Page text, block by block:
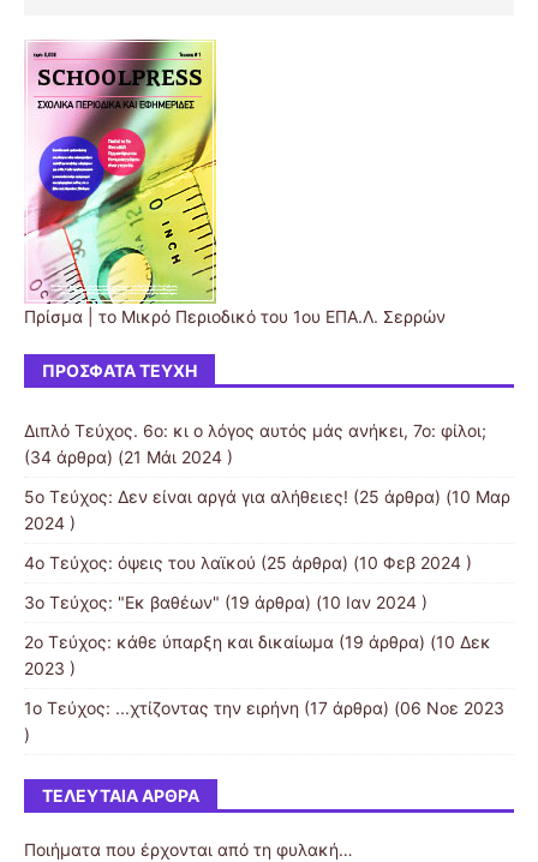
Πρίσμα | το Μικρό Περιοδικό του 1ου ΕΠΑ.Λ. Σερρών
ΠΡΌΣΦΑΤΑ ΤΕΎΧΗ
Διπλό Τεύχος. 6ο: κι ο λόγος αυτός μάς ανήκει, 7ο: φίλοι;
(34 άρθρα) (21 Μάι 2024 )
5o Τεύχος: Δεν είναι αργά για αλήθειες! (25 άρθρα) (10 Μαρ
2024 )
4ο Τεύχος: όψεις του λαϊκού (25 άρθρα) (10 Φεβ 2024 )
3o Τεύχος: "Εκ βαθέων" (19 άρθρα) (10 Ιαν 2024 )
2ο Τεύχος: κάθε ύπαρξη και δικαίωμα (19 άρθρα) (10 Δεκ
2023 )
1ο Τεύχος: ...χτίζοντας την ειρήνη (17 άρθρα) (06 Νοε 2023
)
ΤΕΛΕΥΤΑΊΑ ΆΡΘΡΑ
Ποιήματα που έρχονται από τη φυλακή…